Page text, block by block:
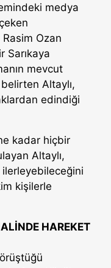
medya
Ozan
Sarıkaya
mevcut
belirten Altaylı,
edindiği
kadar hiçbir
Altaylı,
kişilerle
HAREKET